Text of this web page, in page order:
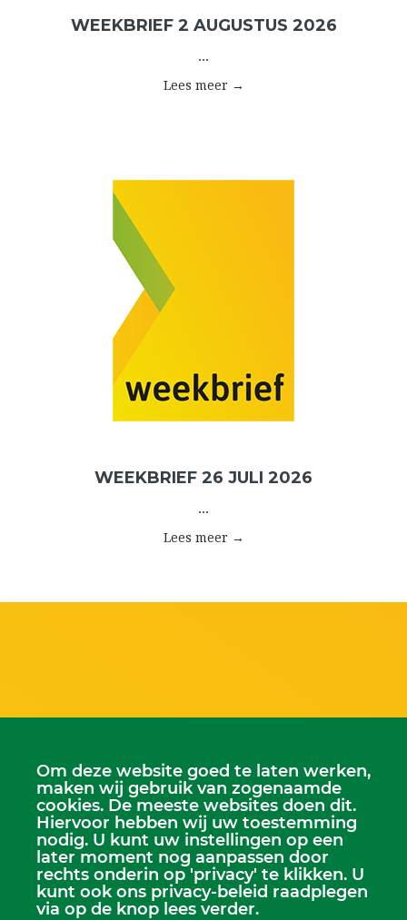
WEEKBRIEF 2 AUGUSTUS 2026
...
Lees meer →
WEEKBRIEF 26 JULI 2026
...
Lees meer →
Scriba
Dhr. Leen Kruithof
scriba@kerkheerjansdam.nl
Om deze website goed te laten werken,
maken wij gebruik van zogenaamde
cookies. De meeste websites doen dit.
Hiervoor hebben wij uw toestemming
nodig. U kunt uw instellingen op een
later moment nog aanpassen door
rechts onderin op 'privacy' te klikken. U
kunt ook ons privacy-beleid raadplegen
via op de knop lees verder.